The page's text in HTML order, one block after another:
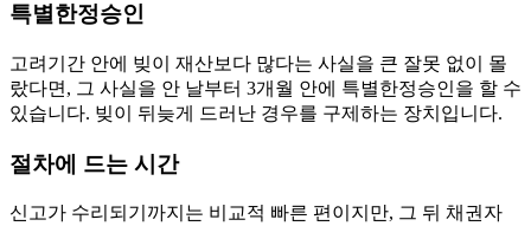
특별한정승인
고려기간 안에 빚이 재산보다 많다는 사실을 큰 잘못 없이 몰
랐다면, 그 사실을 안 날부터 3개월 안에 특별한정승인을 할 수
있습니다. 빚이 뒤늦게 드러난 경우를 구제하는 장치입니다.
절차에 드는 시간
신고가 수리되기까지는 비교적 빠른 편이지만, 그 뒤 채권자